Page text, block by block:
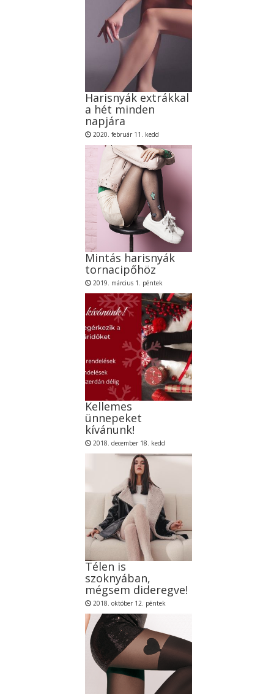
Harisnyák extrákkal
a hét minden
napjára
2020. február 11. kedd
Mintás harisnyák
tornacipőhöz
2019. március 1. péntek
Kellemes
ünnepeket
kívánunk!
2018. december 18. kedd
Télen is
szoknyában,
mégsem dideregve!
2018. október 12. péntek